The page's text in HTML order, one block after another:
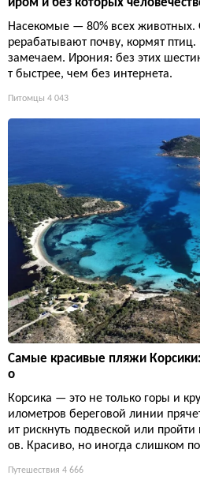
иром и без которых
Насекомые — 80% всех
рерабатывают почву, кормят
замечаем. Ирония: без этих
т быстрее, чем без интернета.
Питомцы 4 043
Самые красивые пляжи
о
Корсика — это не только горы и
илометров береговой линии
ит рискнуть подвеской или
ов. Красиво, но иногда слишком
Путешествия 4 666